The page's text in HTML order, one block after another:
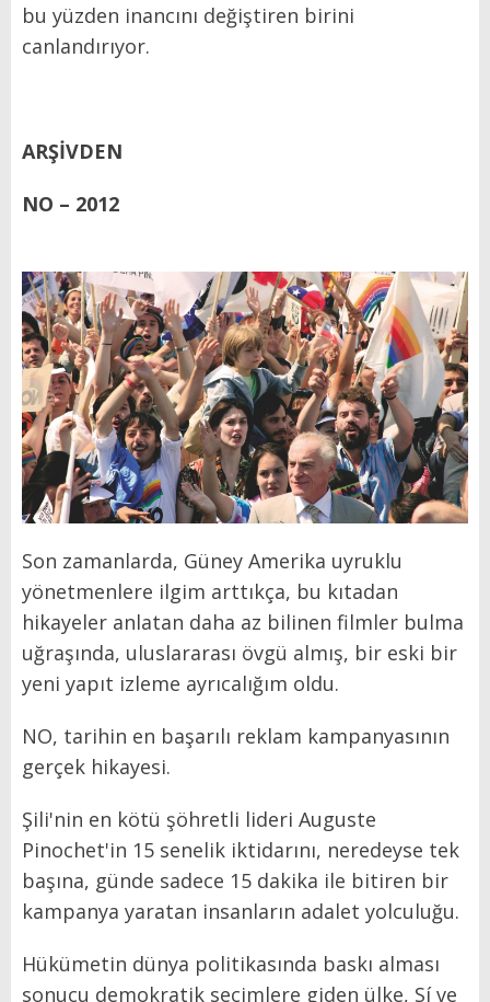
bu yüzden inancını değiştiren birini
canlandırıyor.
ARŞİVDEN
NO – 2012
Son zamanlarda, Güney Amerika uyruklu
yönetmenlere ilgim arttıkça, bu kıtadan
hikayeler anlatan daha az bilinen filmler bulma
uğraşında, uluslararası övgü almış, bir eski bir
yeni yapıt izleme ayrıcalığım oldu.
NO, tarihin en başarılı reklam kampanyasının
gerçek hikayesi.
Şili'nin en kötü şöhretli lideri Auguste
Pinochet'in 15 senelik iktidarını, neredeyse tek
başına, günde sadece 15 dakika ile bitiren bir
kampanya yaratan insanların adalet yolculuğu.
Hükümetin dünya politikasında baskı alması
sonucu demokratik seçimlere giden ülke, Sí ve